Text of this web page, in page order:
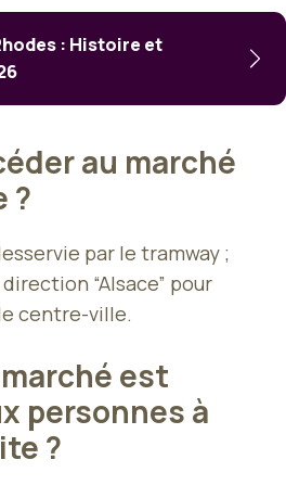
: Histoire et
au marché
?
par le tramway ;
“Alsace” pour
centre-ville.
est
personnes à
?